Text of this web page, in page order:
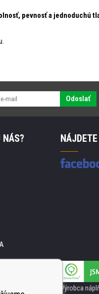
pevnosť a jednoduchú
Odoslať
NÁS?
Výrobca